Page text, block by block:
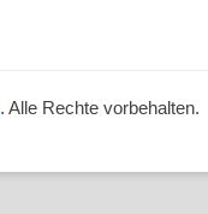
. Alle Rechte vorbehalten.